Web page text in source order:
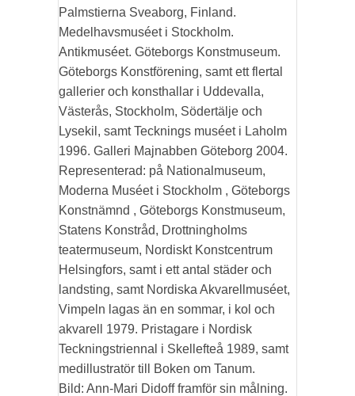
Palmstierna Sveaborg, Finland.
Medelhavsmuséet i Stockholm.
Antikmuséet. Göteborgs Konstmuseum.
Göteborgs Konstförening, samt ett flertal
gallerier och konsthallar i Uddevalla,
Västerås, Stockholm, Södertälje och
Lysekil, samt Tecknings muséet i Laholm
1996. Galleri Majnabben Göteborg 2004.
Representerad: på Nationalmuseum,
Moderna Muséet i Stockholm , Göteborgs
Konstnämnd , Göteborgs Konstmuseum,
Statens Konstråd, Drottningholms
teatermuseum, Nordiskt Konstcentrum
Helsingfors, samt i ett antal städer och
landsting, samt Nordiska Akvarellmuséet,
Vimpeln lagas än en sommar, i kol och
akvarell 1979. Pristagare i Nordisk
Teckningstriennal i Skellefteå 1989, samt
medillustratör till Boken om Tanum.
Bild: Ann-Mari Didoff framför sin målning.